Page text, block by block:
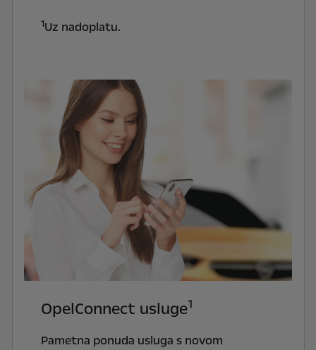
1Uz nadoplatu.
OpelConnect usluge1
Pametna ponuda usluga s novom